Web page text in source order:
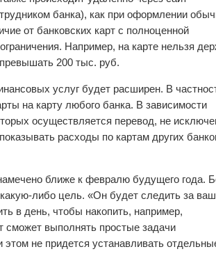
банка), как при оформлении
от банковских карт с полноценной
Например, на карте нельзя
200 тыс. руб.
услуг будет расширен. В
на карту любого банка. В зависимости
осуществляется перевод, не
расходы по картам других
ближе к февралю будущего года.
либо цель. «Он будет следить за
в день, чтобы накопить, например,
выполнять простые задачи
не придется устанавливать